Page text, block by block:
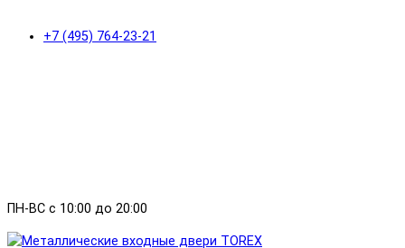
+7 (495) 764-23-21
ПН-ВС с 10:00 до 20:00